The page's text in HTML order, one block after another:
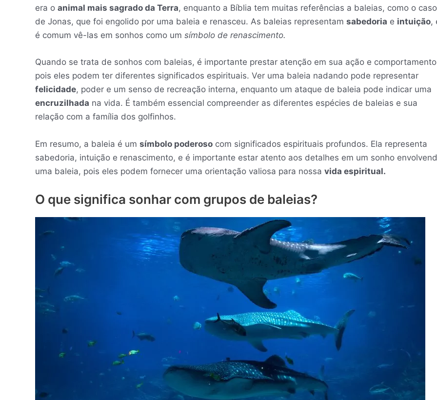
era o animal mais sagrado da Terra, enquanto a Bíblia tem muitas referências a baleias, como o caso
de Jonas, que foi engolido por uma baleia e renasceu. As baleias representam sabedoria e intuição,
é comum vê-las em sonhos como um símbolo de renascimento.
Quando se trata de sonhos com baleias, é importante prestar atenção em sua ação e
pois eles podem ter diferentes significados espirituais. Ver uma baleia nadando pode representar
felicidade, poder e um senso de recreação interna, enquanto um ataque de baleia pode indicar uma
encruzilhada na vida. É também essencial compreender as diferentes espécies de baleias e sua
relação com a família dos golfinhos.
Em resumo, a baleia é um símbolo poderoso com significados espirituais profundos. Ela representa
sabedoria, intuição e renascimento, e é importante estar atento aos detalhes em um sonho
uma baleia, pois eles podem fornecer uma orientação valiosa para nossa vida espiritual.
O que significa sonhar com grupos de baleias?